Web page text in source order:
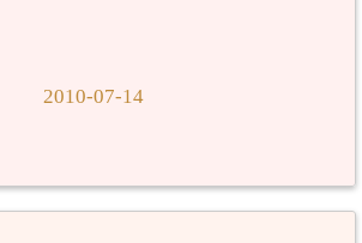
2010-07-14